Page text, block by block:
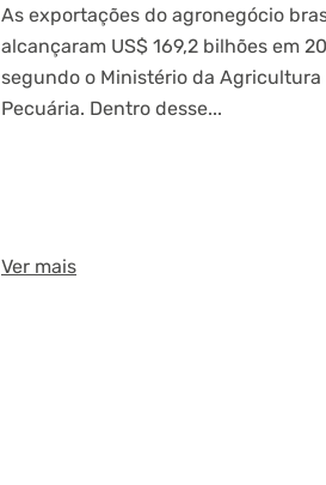
As exportações do agronegócio
alcançaram US$ 169,2 bilhões em
segundo o Ministério da Agricultura
Pecuária. Dentro desse...
Ver mais